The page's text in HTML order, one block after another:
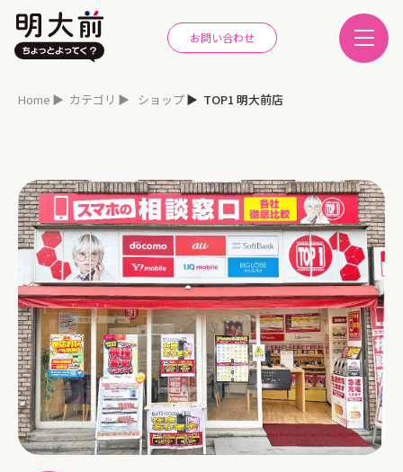
お問い合わせ
Home カテゴリ ショップ TOP1 明大前店